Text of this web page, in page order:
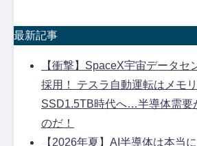
最新記事
【衝撃】SpaceX宇宙データセ
採用！ テスラ自動運転はメモ
SSD1.5TB時代へ…半導体需要
のだ！
【2026年夏】AI半導体は本当